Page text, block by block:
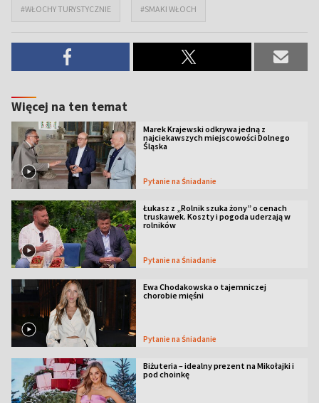
#WŁOCHY TURYSTYCZNIE #SMAKI WŁOCH
Więcej na ten temat
Marek Krajewski odkrywa jedną z
najciekawszych miejscowości Dolnego
Śląska
Pytanie na Śniadanie
Łukasz z „Rolnik szuka żony” o cenach
truskawek. Koszty i pogoda uderzają w
rolników
Pytanie na Śniadanie
Ewa Chodakowska o tajemniczej
chorobie mięśni
Pytanie na Śniadanie
Biżuteria – idealny prezent na Mikołajki i
pod choinkę